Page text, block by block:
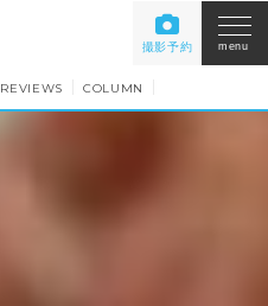
撮影予約 menu
REVIEWS COLUMN